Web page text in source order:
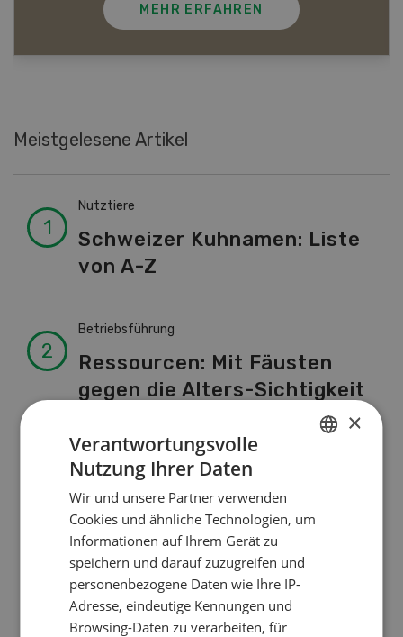
MEHR ERFAHREN
Meistgelesene Artikel
Nutztiere
Schweizer Kuhnamen: Liste
von A-Z
Betriebsführung
Ressourcen: Mit Fäusten
gegen die Alters-Sichtigkeit
Pflanzenbau
Raufutter aus dem Sack
Nutztiere
Stallklima - Hitzestress
verhindern
×
Verantwortungsvolle
Nutzung Ihrer Daten
Wir und unsere Partner verwenden
Cookies und ähnliche Technologien, um
Informationen auf Ihrem Gerät zu
speichern und darauf zuzugreifen und
personenbezogene Daten wie Ihre IP-
Adresse, eindeutige Kennungen und
Browsing-Daten zu verarbeiten, für